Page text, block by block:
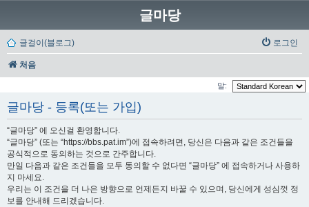
글마당
글걸이(블로그) 로그인
처음
말:
글마당 - 등록(또는 가입)
“글마당” 에 오신걸 환영합니다.
“글마당” (또는 “https://bbs.pat.im”)에 접속하려면, 당신은 다음과 같은 조건들을
공식적으로 동의하는 것으로 간주합니다.
만일 다음과 같은 조건들을 모두 동의할 수 없다면 “글마당” 에 접속하거나 사용하
지 마세요.
우리는 이 조건을 더 나은 방향으로 언제든지 바꿀 수 있으며, 당신에게 성심껏 정
보를 안내해 드리겠습니다.